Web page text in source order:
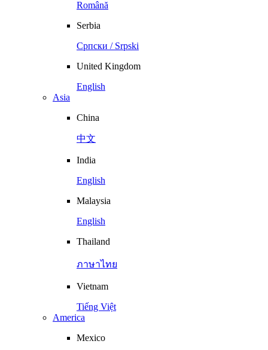
Română
Serbia
Српски / Srpski
United Kingdom
English
Asia
China
中文
India
English
Malaysia
English
Thailand
ภาษาไทย
Vietnam
Tiếng Việt
America
Mexico